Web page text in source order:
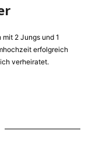
2 Jungs und 1
erfolgreich
verheiratet.